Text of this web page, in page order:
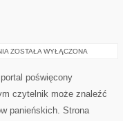
DEKORACJE
ZOSTAŁA WYŁĄCZONA
poświęcony
czytelnik może znaleźć
panieńskich. Strona